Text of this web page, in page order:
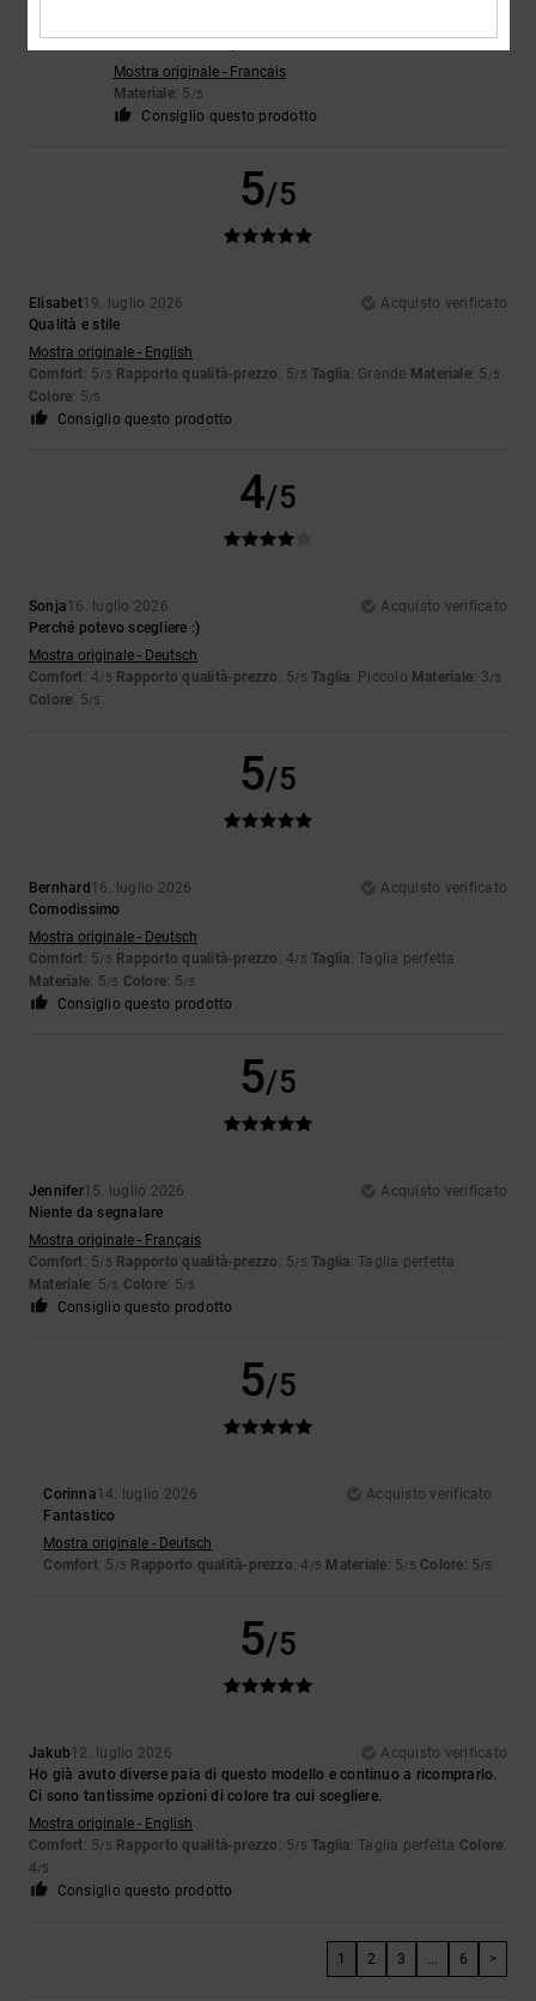
Identico alla foto perfetta
Mostra originale - Français
Materiale: 5 /5
Consiglio questo prodotto
5/5
Elisabet19. luglio 2026
Acquisto verificato
Qualità e stile
Mostra originale - English
Comfort: 5/5 Rapporto qualità-prezzo : 5/5 Taglia: Grande Materiale: 5 /5
Colore: 5/5
Consiglio questo prodotto
4/5
Sonja16. luglio 2026
Acquisto verificato
Perché potevo scegliere :)
Mostra originale - Deutsch
Comfort: 4/5 Rapporto qualità-prezzo : 5/5 Taglia: Piccolo Materiale: 3/5
Colore: 5/5
5/5
Bernhard16. luglio 2026
Acquisto verificato
Comodissimo
Mostra originale - Deutsch
Comfort: 5/5 Rapporto qualità-prezzo : 4/5 Taglia: Taglia perfetta
Materiale: 5/5 Colore: 5/5
Consiglio questo prodotto
5/5
Jennifer15. luglio 2026
Acquisto verificato
Niente da segnalare
Mostra originale - Français
Comfort: 5/5 Rapporto qualità-prezzo : 5/5 Taglia: Taglia perfetta
Materiale: 5/5 Colore: 5/5
Consiglio questo prodotto
5/5
Corinna14. luglio 2026
Acquisto verificato
Fantastico
Mostra originale - Deutsch
Comfort: 5 /5 Rapporto qualità-prezzo: 4 /5 Materiale: 5/5 Colore: 5/5
5/5
Jakub12. luglio 2026
Acquisto verificato
Ho già avuto diverse paia di questo modello e continuo a ricomprarlo.
Ci sono tantissime opzioni di colore tra cui scegliere.
Mostra originale - English
Comfort: 5/5 Rapporto qualità-prezzo : 5/5 Taglia: Taglia perfetta Colore:
4/5
Consiglio questo prodotto
1 2 3 6 >